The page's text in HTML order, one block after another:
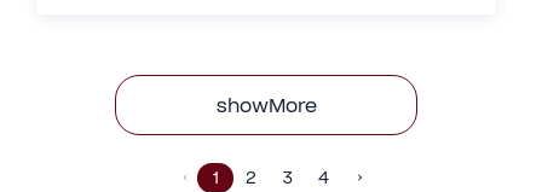
showMore
1 2 3 4